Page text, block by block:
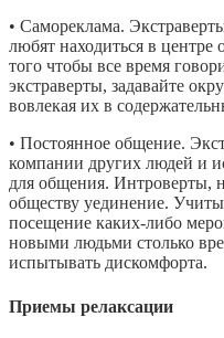
• Самореклама.
любят находиться в
того чтобы все время
экстраверты, задавайте
вовлекая их в
• Постоянное общение.
компании других людей и
для общения. Интроверты,
обществу уединение.
посещение каких-либо
новыми людьми столько
испытывать дискомфорта.
Приемы релаксации